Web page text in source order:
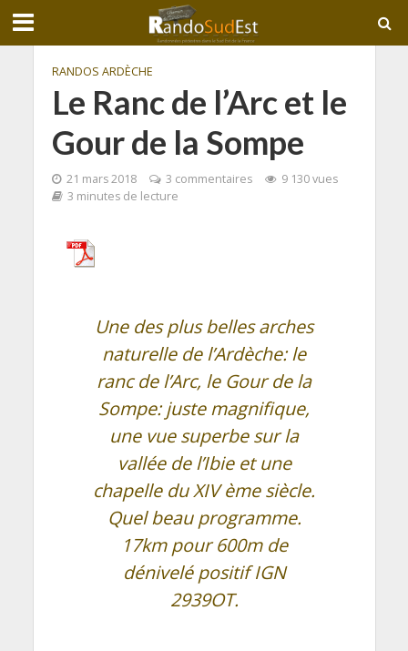
RANDOS ARDÈCHE
Le Ranc de l’Arc et le
Gour de la Sompe
21 mars 2018 3 commentaires
9 130 vues
3 minutes de lecture
Une des plus belles arches
naturelle de l’Ardèche: le
ranc de l’Arc, le Gour de la
Sompe: juste magnifique,
une vue superbe sur la
vallée de l’Ibie et une
chapelle du XIV ème siècle.
Quel beau programme.
17km pour 600m de
dénivelé positif IGN
2939OT.